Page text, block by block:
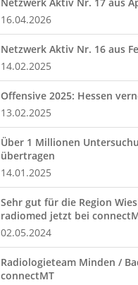
16.04.2026
Netzwerk Aktiv Nr. 16 aus
14.02.2025
Offensive 2025: Hessen
13.02.2025
Über 1 Millionen
übertragen
14.01.2025
Sehr gut für die Region
radiomed jetzt bei
02.05.2024
Radiologieteam Minden /
connectMT